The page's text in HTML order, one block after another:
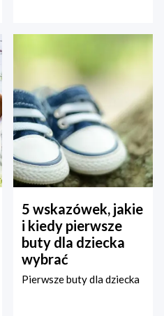
5 wskazówek, jakie
i kiedy pierwsze
buty dla dziecka
wybrać
Pierwsze buty dla dziecka